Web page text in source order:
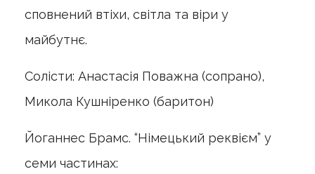
сповнений втіхи, світла та віри у
майбутнє.
Солісти: Анастасія Поважна (сопрано),
Микола Кушніренко (баритон)
Йоганнес Брамс. “Німецький реквієм” у
семи частинах: